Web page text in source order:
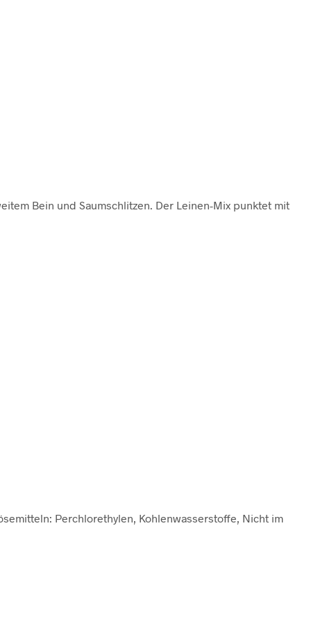
Bein und Saumschlitzen. Der Leinen-Mix punktet mit
Perchlorethylen, Kohlenwasserstoffe, Nicht im